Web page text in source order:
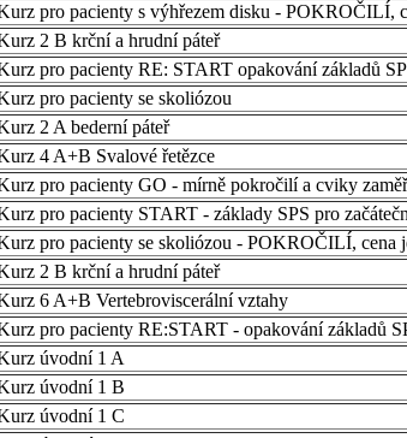
pro pacienty s výhřezem disku - POKROČILÍ,
2 B krční a hrudní páteř
pro pacienty RE: START opakování základů
pro pacienty se skoliózou
2 A bederní páteř
4 A+B Svalové řetězce
pro pacienty GO - mírně pokročilí a cviky
pro pacienty START - základy SPS pro
pro pacienty se skoliózou - POKROČILÍ, cena
2 B krční a hrudní páteř
6 A+B Vertebroviscerální vztahy
pro pacienty RE:START - opakování základů
úvodní 1 A
úvodní 1 B
úvodní 1 C